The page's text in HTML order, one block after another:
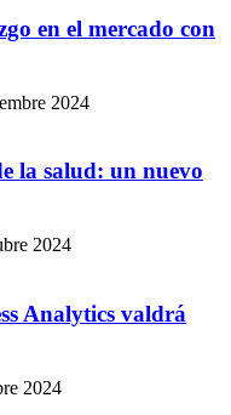
en el mercado con
2024
la salud: un nuevo
2024
Analytics valdrá
2024